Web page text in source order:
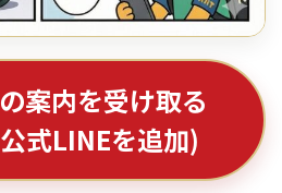
案内を受け取る
式LINEを追加)